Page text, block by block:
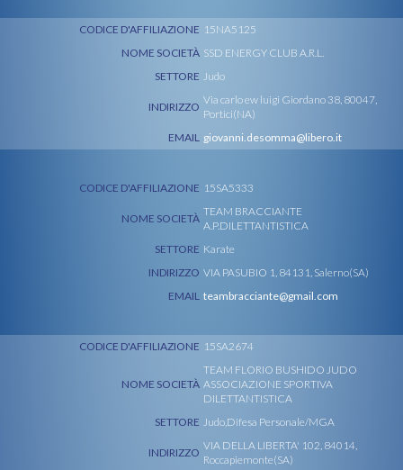
CODICE D'AFFILIAZIONE 15NA5125
NOME SOCIETÀ SSD ENERGY CLUB A.R.L.
SETTORE Judo
INDIRIZZO
Via carlo ew luigi Giordano 38, 80047,
Portici(NA)
EMAIL giovanni.desomma@libero.it
CODICE D'AFFILIAZIONE 15SA5333
NOME SOCIETÀ
TEAM BRACCIANTE
A.P.DILETTANTISTICA
SETTORE Karate
INDIRIZZO VIA PASUBIO 1, 84131, Salerno(SA)
EMAIL teambracciante@gmail.com
CODICE D'AFFILIAZIONE 15SA2674
NOME SOCIETÀ
TEAM FLORIO BUSHIDO JUDO
ASSOCIAZIONE SPORTIVA
DILETTANTISTICA
SETTORE Judo,Difesa Personale/MGA
INDIRIZZO
VIA DELLA LIBERTA' 102, 84014,
Roccapiemonte(SA)